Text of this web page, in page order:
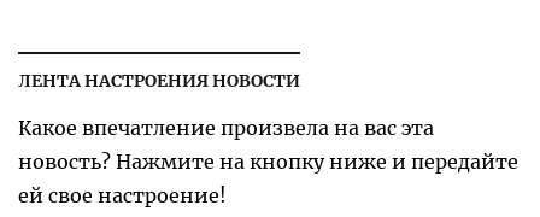
ЛЕНТА НАСТРОЕНИЯ НОВОСТИ
Какое впечатление произвела на вас эта
новость? Нажмите на кнопку ниже и передайте
ей свое настроение!